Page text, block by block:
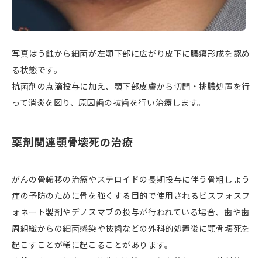
写真はう蝕から細菌が左顎下部に広がり皮下に膿瘍形成を認め
る状態です。
抗菌剤の点滴投与に加え、顎下部皮膚から切開・排膿処置を行
って消炎を図り、原因歯の抜歯を行い治療します。
薬剤関連顎骨壊死の治療
がんの骨転移の治療やステロイドの長期投与に伴う骨粗しょう
症の予防のために骨を強くする目的で使用されるビスフォスフ
ォネート製剤やデノスマブの投与が行われている場合、歯や歯
周組織からの細菌感染や抜歯などの外科的処置後に顎骨壊死を
起こすことが稀に起こることがあります。